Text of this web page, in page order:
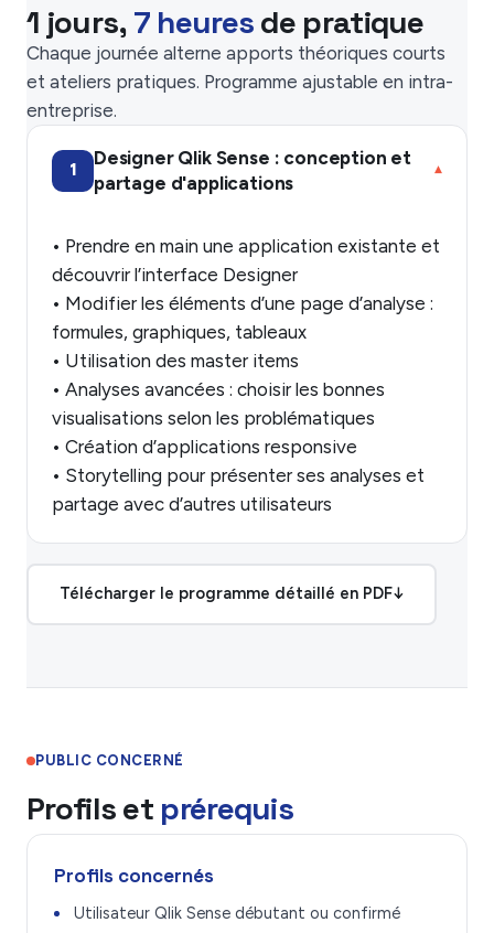
1 jours,7 heuresde pratique
Chaque journée alterne apports théoriques courts
et ateliers pratiques. Programme ajustable en intra-
entreprise.
1
Designer Qlik Sense : conception et
partage d'applications
▾
• Prendre en main une application existante et
découvrir l’interface Designer
• Modifier les éléments d’une page d’analyse :
formules, graphiques, tableaux
• Utilisation des master items
• Analyses avancées : choisir les bonnes
visualisations selon les problématiques
• Création d’applications responsive
• Storytelling pour présenter ses analyses et
partage avec d’autres utilisateurs
Télécharger le programme détaillé en PDF↓
PUBLIC CONCERNÉ
Profils et prérequis
Profils concernés
Utilisateur Qlik Sense débutant ou confirmé